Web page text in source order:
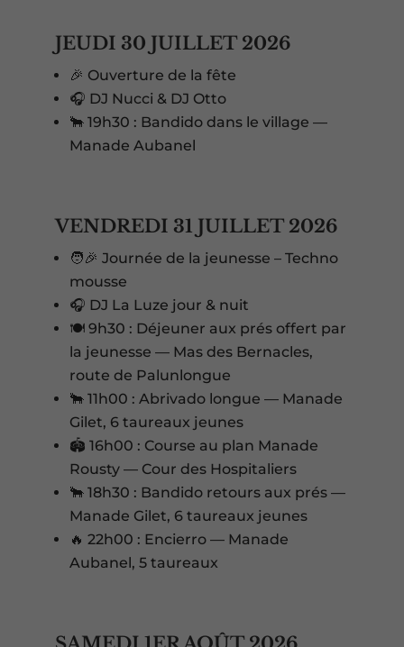
JEUDI 30 JUILLET 2026
🎉 Ouverture de la fête
🎧 DJ Nucci & DJ Otto
🐂 19h30 : Bandido dans le village —
Manade Aubanel
VENDREDI 31 JUILLET 2026
🧑‍🎉 Journée de la jeunesse – Techno
mousse
🎧 DJ La Luze jour & nuit
🍽️ 9h30 : Déjeuner aux prés offert par
la jeunesse — Mas des Bernacles,
route de Palunlongue
🐂 11h00 : Abrivado longue — Manade
Gilet, 6 taureaux jeunes
🏟️ 16h00 : Course au plan Manade
Rousty — Cour des Hospitaliers
🐂 18h30 : Bandido retours aux prés —
Manade Gilet, 6 taureaux jeunes
🔥 22h00 : Encierro — Manade
Aubanel, 5 taureaux